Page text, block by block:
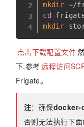
mkdir
cd
mkdir
点击下载配置文件
下,参考远程访问
Frigate。
注：确保docker-
否则无法执行下面